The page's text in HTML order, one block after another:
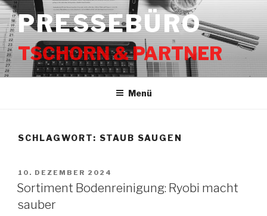
Zum
Inhalt
springenPRESSEBÜRO
TSCHORN & PARTNER
Menü
SCHLAGWORT: STAUB SAUGEN
VERÖFFENTLICHT
AM
10. DEZEMBER 2024
Sortiment Bodenreinigung: Ryobi macht
sauber